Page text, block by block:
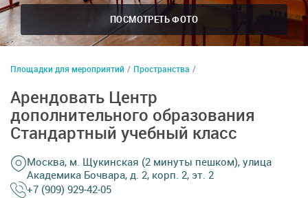
ПОСМОТРЕТЬ ФОТО
Площадки для мероприятий / Пространства /
Арендовать Центр
дополнительного образования
Стандартный учебный класс
Москва, м. Щукинская (2 минуты пешком), улица
Академика Бочвара, д. 2, корп. 2, эт. 2
+7 (909) 929-42-05